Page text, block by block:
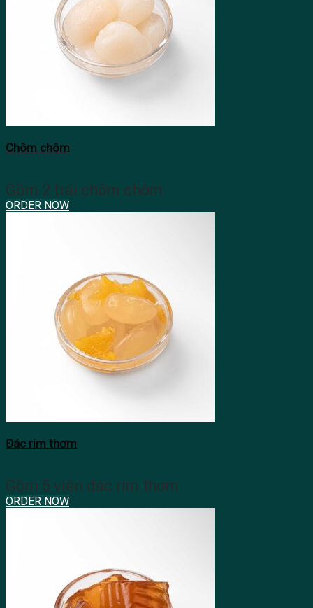
Chôm chôm
Gồm 2 trái chôm chôm
ORDER NOW
Đác rim thơm
Gồm 5 viên đác rim thơm
ORDER NOW